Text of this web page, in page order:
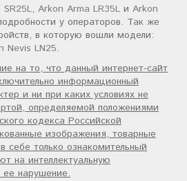
, Arkon Arma LR35L и Arkon
у операторов. Так же
в которую вошли модели:
Nevis LN25.
на то, что данный интернет-сайт
информационный
и ни при каких условиях не
определяемой положениями
кодекса Российской
изображения, товарные
себе только ознакомительный
на интеллектуальную
ее нарушение.